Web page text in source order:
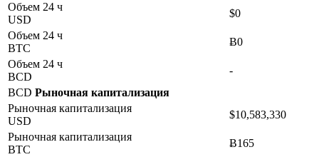
Объем 24 ч
USD
$0
Объем 24 ч
BTC
Ƀ0
Объем 24 ч
BCD
-
BCD Рыночная капитализация
Рыночная капитализация
USD
$10,583,330
Рыночная капитализация
BTC
Ƀ165